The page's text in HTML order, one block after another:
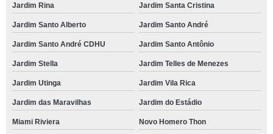
Jardim Rina Jardim Santa Cristina
Jardim Santo Alberto Jardim Santo André
Jardim Santo André CDHU Jardim Santo Antônio
Jardim Stella Jardim Telles de Menezes
Jardim Utinga Jardim Vila Rica
Jardim das Maravilhas Jardim do Estádio
Miami Riviera Novo Homero Thon